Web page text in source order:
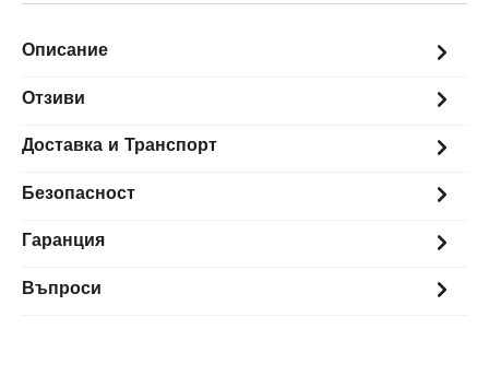
Описание
Отзиви
Доставка и Транспорт
Безопасност
Гаранция
Въпроси